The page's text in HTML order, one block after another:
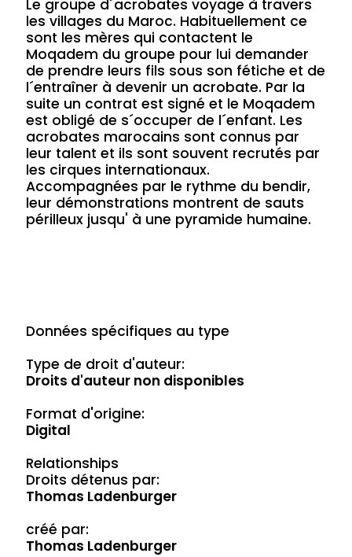
Le groupe d´acrobates voyage à travers
les villages du Maroc. Habituellement ce
sont les mères qui contactent le
Moqadem du groupe pour lui demander
de prendre leurs fils sous son fétiche et de
l´entraîner à devenir un acrobate. Par la
suite un contrat est signé et le Moqadem
est obligé de s´occuper de l´enfant. Les
acrobates marocains sont connus par
leur talent et ils sont souvent recrutés par
les cirques internationaux.
Accompagnées par le rythme du bendir,
leur démonstrations montrent de sauts
périlleux jusqu' à une pyramide humaine.
Données spécifiques au type
Type de droit d'auteur:
Droits d'auteur non disponibles
Format d'origine:
Digital
Relationships
Droits détenus par:
Thomas Ladenburger
créé par:
Thomas Ladenburger